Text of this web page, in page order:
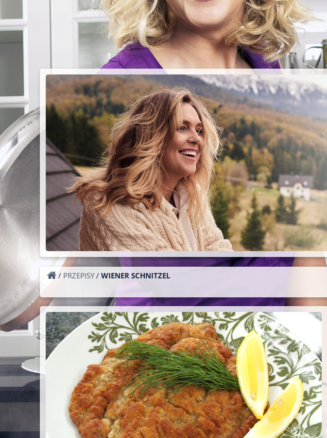
PIECZYSTE POD
CHMURKĄ!
Przepisy na grilla;-)
/ PRZEPISY / WIENER SCHNITZEL